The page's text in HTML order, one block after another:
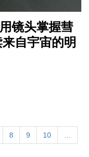
镜头掌握彗
自宇宙的明
8 9 10